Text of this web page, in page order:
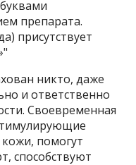
препарата.
присутствует
никто, даже
и ответственно
Своевременная
помогут
способствуют